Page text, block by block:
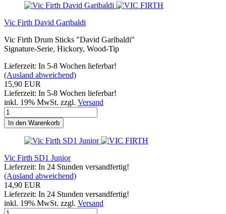
Vic Firth David Garibaldi
Vic Firth Drum Sticks "David Garibaldi"
Signature-Serie, Hickory, Wood-Tip
Lieferzeit: In 5-8 Wochen lieferbar!
(Ausland abweichend)
15,90 EUR
Lieferzeit: In 5-8 Wochen lieferbar!
inkl. 19% MwSt. zzgl. Versand
In den Warenkorb
Vic Firth SD1 Junior
Lieferzeit: In 24 Stunden versandfertig!
(Ausland abweichend)
14,90 EUR
Lieferzeit: In 24 Stunden versandfertig!
inkl. 19% MwSt. zzgl. Versand